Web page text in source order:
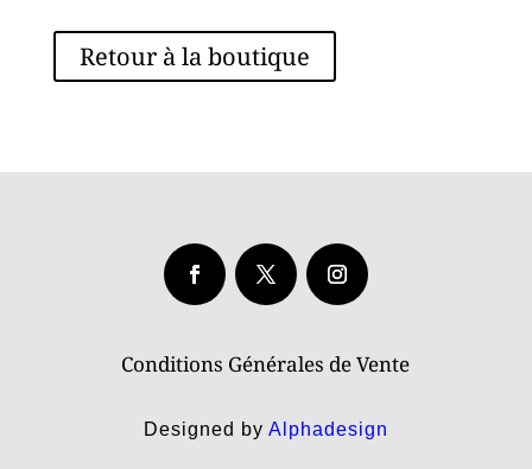
Retour à la boutique
Conditions Générales de Vente
Designed by Alphadesign